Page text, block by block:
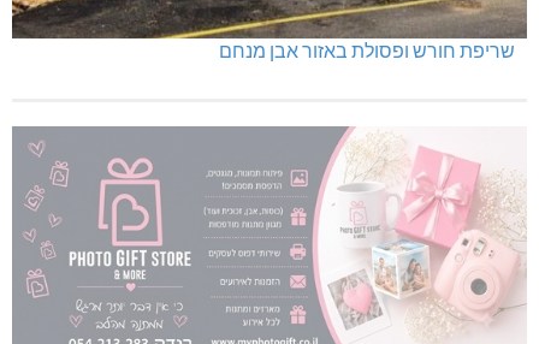
שריפת חורש ופסולת באזור אבן מנחם